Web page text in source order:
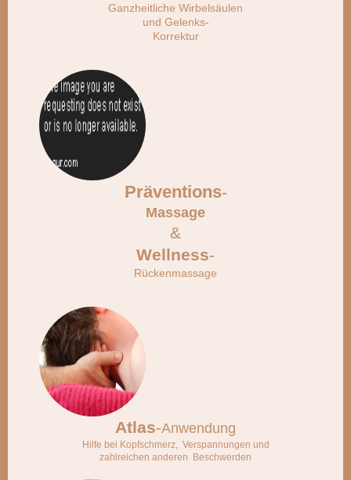
Ganzheitliche Wirbelsäulen
und Gelenks-
Korrektur
Präventions-
Massage
&
Wellness-
Rückenmassage
Atlas-Anwendung
Hilfe bei Kopfschmerz, Verspannungen und
zahlreichen anderen Beschwerden